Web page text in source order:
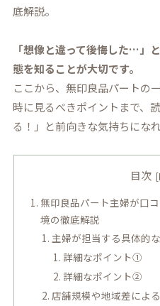
底解説。
「想像と違って後悔した…」
態を知ることが大切です。
ここから、無印良品パートの
時に見るべきポイントまで、
る！」と前向きな気持ちにな
目次
無印良品パート主婦が口
境の徹底解説
主婦が担当する具体的
詳細なポイント①
詳細なポイント②
店舗規模や地域差によ